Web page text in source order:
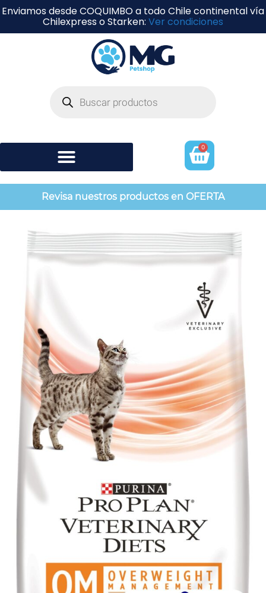
Enviamos desde COQUIMBO a todo Chile continental vía
Chilexpress o Starken: Ver condiciones
0
Revisa nuestros productos en OFERTA